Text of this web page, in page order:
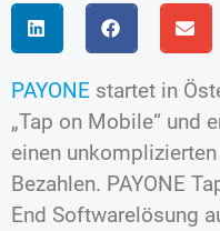
PAYONE startet in
„Tap on Mobile“ und
einen
Bezahlen. PAYONE
End Softwarelösung